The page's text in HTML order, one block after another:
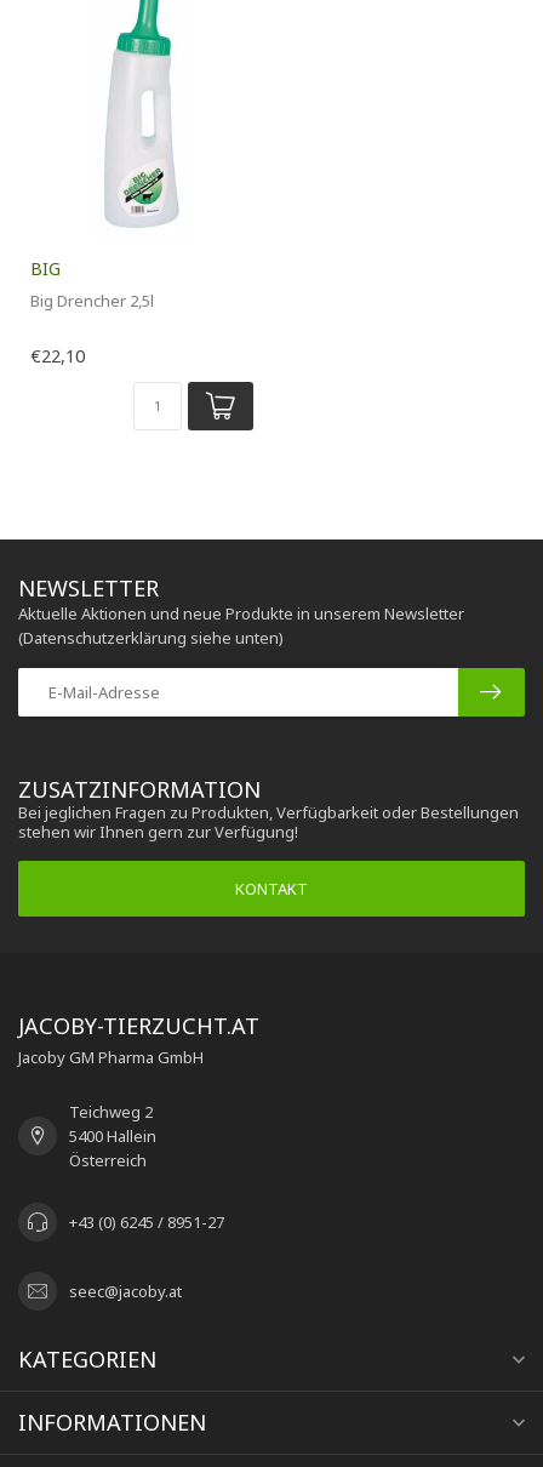
BIG
Big Drencher 2,5l
€22,10
ZUSATZINFORMATION
Bei jeglichen Fragen zu Produkten, Verfügbarkeit oder Bestellungen
stehen wir Ihnen gern zur Verfügung!
KONTAKT
NEWSLETTER
Aktuelle Aktionen und neue Produkte in unserem Newsletter
(Datenschutzerklärung siehe unten)
JACOBY-TIERZUCHT.AT
Jacoby GM Pharma GmbH
Teichweg 2
5400 Hallein
Österreich
+43 (0) 6245 / 8951-27
seec@jacoby.at
KATEGORIEN
INFORMATIONEN